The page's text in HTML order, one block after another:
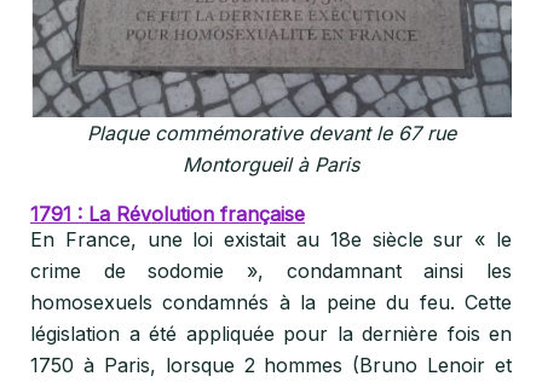
Plaque commémorative devant le 67 rue
Montorgueil à Paris
1791 : La Révolution française
En France, une loi existait au 18e siècle sur « le
crime de sodomie », condamnant ainsi les
homosexuels condamnés à la peine du feu. Cette
législation a été appliquée pour la dernière fois en
1750 à Paris, lorsque 2 hommes (Bruno Lenoir et